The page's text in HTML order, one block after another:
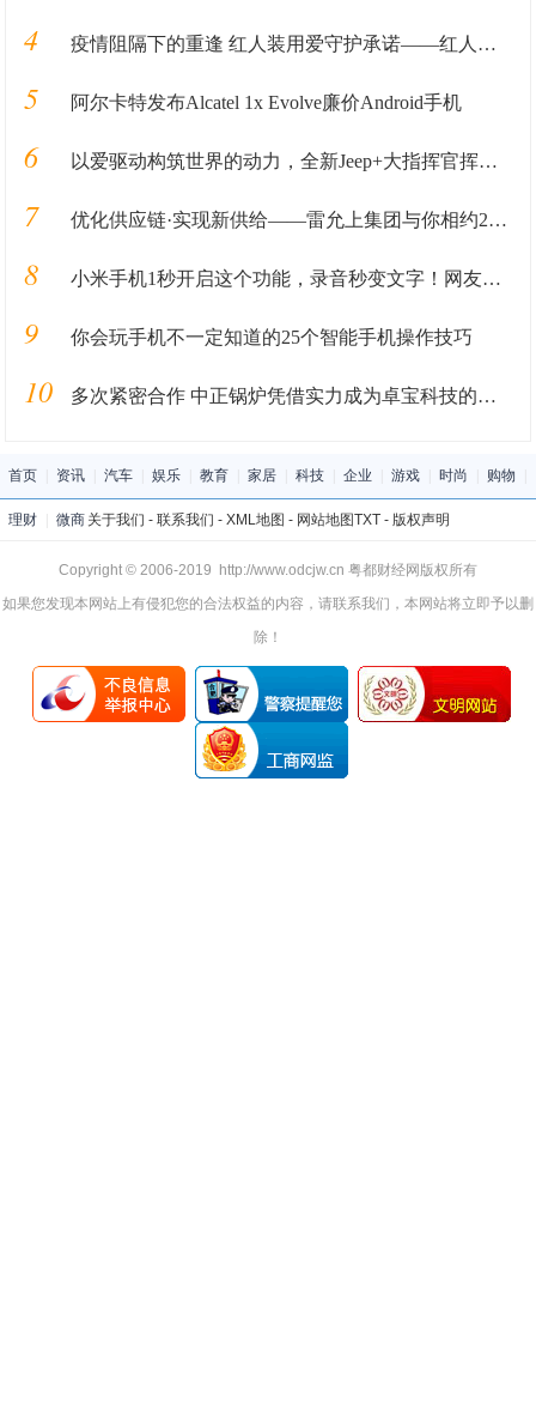
4 疫情阻隔下的重逢 红人装用爱守护承诺——红人装敬老院公益特别活动
5 阿尔卡特发布Alcatel 1x Evolve廉价Android手机
6 以爱驱动构筑世界的动力，全新Jeep+大指挥官挥洒上市
7 优化供应链·实现新供给——雷允上集团与你相约2020西鼎会
8 小米手机1秒开启这个功能，录音秒变文字！网友：简直是会议神器
9 你会玩手机不一定知道的25个智能手机操作技巧
10 多次紧密合作 中正锅炉凭借实力成为卓宝科技的导热油炉供应商
首页 资讯 汽车 娱乐 教育 家居 科技 企业 游戏 时尚 购物
理财 微商 关于我们 - 联系我们 - XML地图 - 网站地图TXT- 版权声明
Copyright © 2006-2019 http://www.odcjw.cn 粤都财经网版权所有
如果您发现本网站上有侵犯您的合法权益的内容，请联系我们，本网站将立即予以删
除！